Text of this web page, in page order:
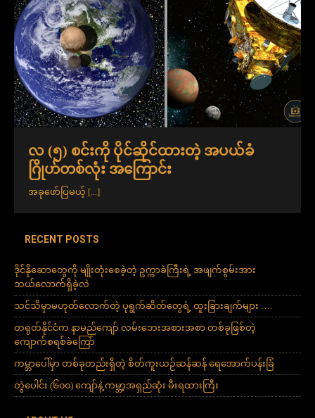
လ (၅) စင်းကို ပိုင်ဆိုင်ထားတဲ့ အပယ်ခံ
ဂြိုဟ်တစ်လုံး အကြောင်း
အခုဖော်ပြမယ့် [...]
RECENT POSTS
ဒိုင်နိုဆောတွေကို မျိုးတုံးစေခဲ့တဲ့ ဥက္ကာခဲကြီးရဲ့ အဖျက်စွမ်းအား
ဘယ်လောက်ရှိခဲ့လဲ
သင်သိမှာမဟုတ်လောက်တဲ့ ပုရွက်ဆိတ်တွေရဲ့ ထူးခြားချက်များ ….
တရုတ်နိုင်ငံက နာမည်ကျော် လမ်းဘေးအစားအစာ တစ်ခုဖြစ်တဲ့
ကျောက်စရစ်ခဲကြော်
ကမ္ဘာပေါ်မှာ တစ်ခုတည်းရှိတဲ့ စိတ်ကူးယဉ်ဆန်ဆန် ရေအောက်ပန်းခြံ
တွဲပေါင်း (၆၀၀) ကျော်နဲ့ ကမ္ဘာ့အရှည်ဆုံး မီးရထားကြီး